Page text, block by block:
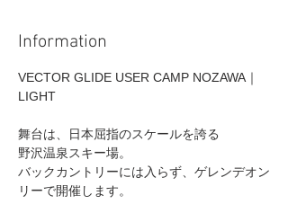
Information
VECTOR GLIDE USER CAMP NOZAWA｜
LIGHT
舞台は、日本屈指のスケールを誇る
野沢温泉スキー場。
バックカントリーには入らず、ゲレンデオン
リーで開催します。